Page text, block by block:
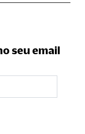
seu email